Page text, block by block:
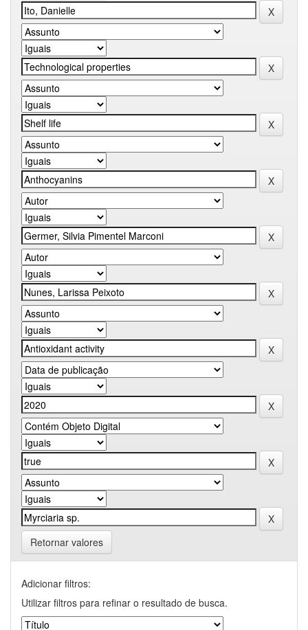
Retornar valores
Adicionar filtros:
Utilizar filtros para refinar o resultado de busca.